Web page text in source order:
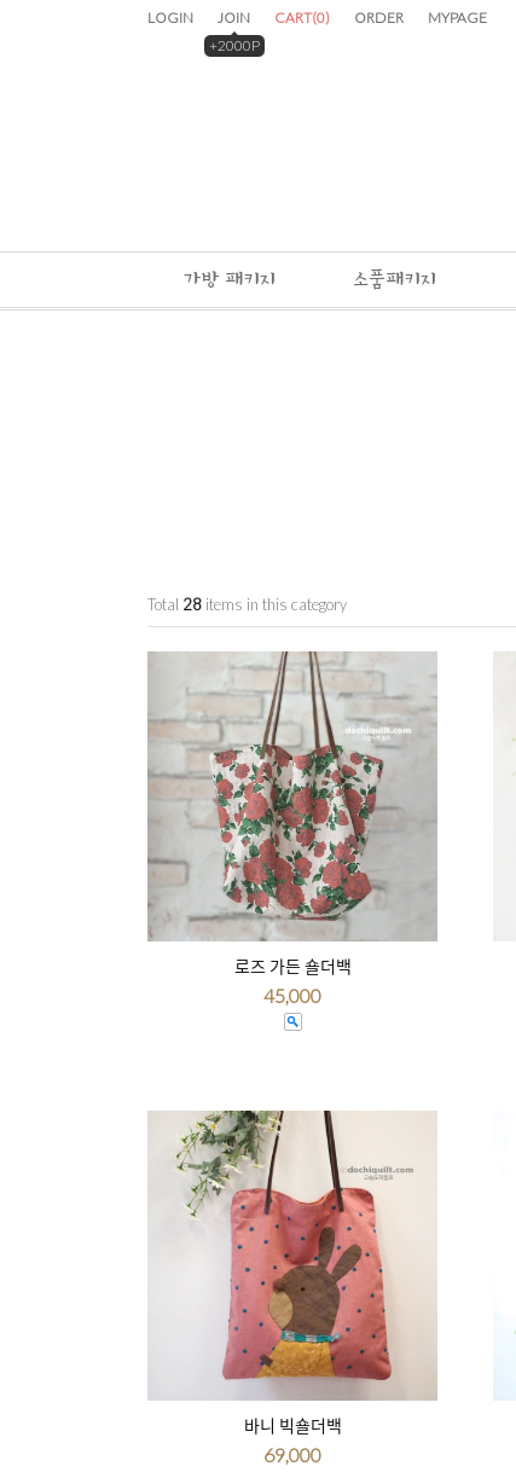
LOGIN
JOIN
+2000P
CART(0) ORDER MYPAGE
가방 패키지 소품패키지
Total 28 items in this category
로즈 가든 숄더백
45,000
바니 빅숄더백
69,000